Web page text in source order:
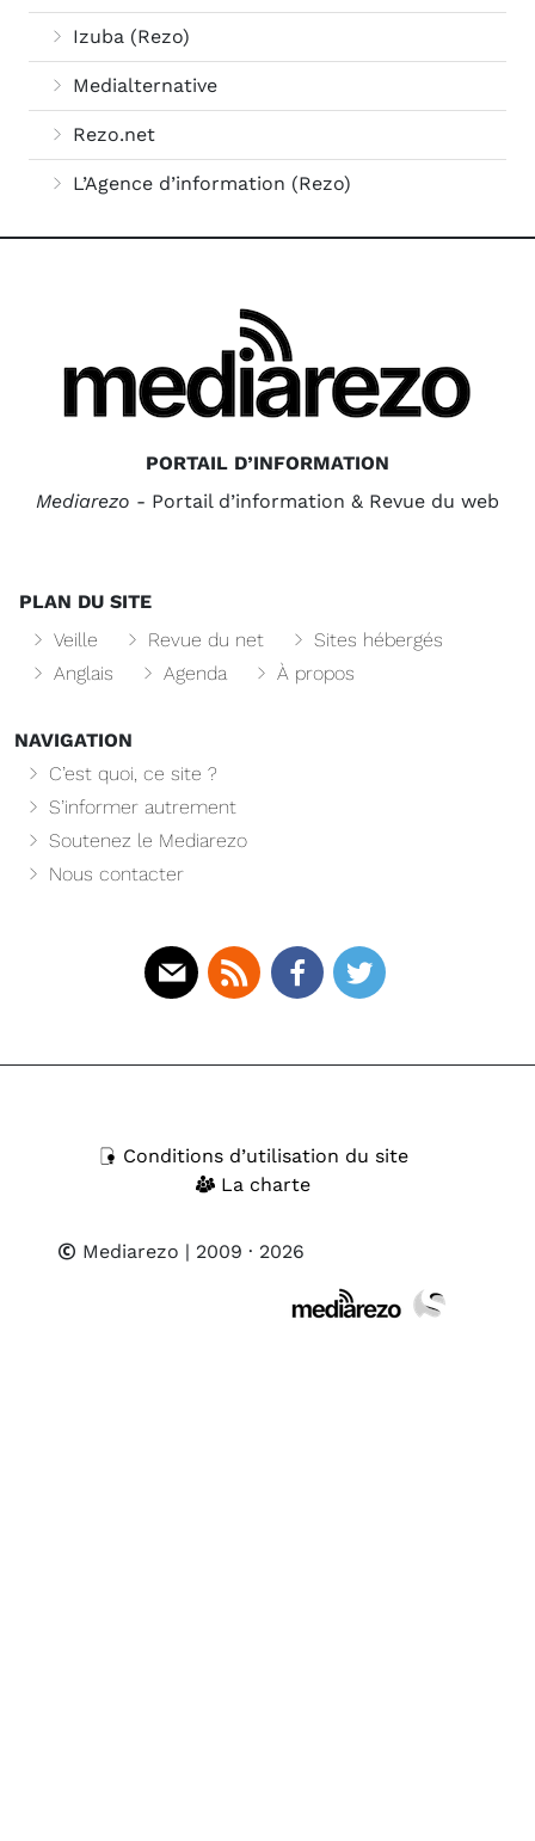
Izuba (Rezo)
Medialternative
Rezo.net
L’Agence d’information (Rezo)
PORTAIL D’INFORMATION
Mediarezo - Portail d’information & Revue du web
PLAN DU SITE
Veille
Revue du net
Sites hébergés
Anglais
Agenda À propos
NAVIGATION
C’est quoi, ce site ?
S’informer autrement
Soutenez le Mediarezo
Nous contacter
Conditions d’utilisation du site
La charte
Mediarezo | 2009 · 2026